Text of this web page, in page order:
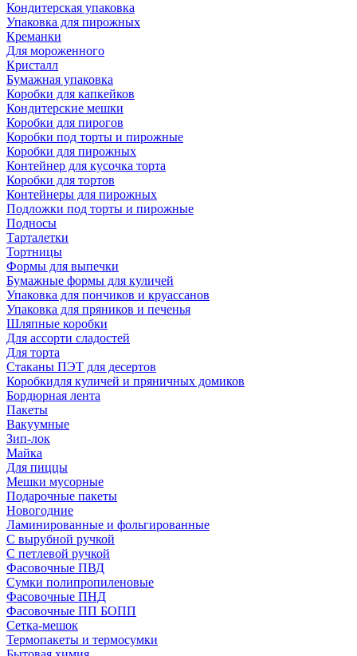
Кондитерская упаковка
Упаковка для пирожных
Креманки
Для мороженного
Кристалл
Бумажная упаковка
Коробки для капкейков
Кондитерские мешки
Коробки для пирогов
Коробки под торты и пирожные
Коробки для пирожных
Контейнер для кусочка торта
Коробки для тортов
Контейнеры для пирожных
Подложки под торты и пирожные
Подносы
Тарталетки
Тортницы
Формы для выпечки
Бумажные формы для куличей
Упаковка для пончиков и круассанов
Упаковка для пряников и печенья
Шляпные коробки
Для ассорти сладостей
Для торта
Стаканы ПЭТ для десертов
Коробкидля куличей и пряничных домиков
Бордюрная лента
Пакеты
Вакуумные
Зип-лок
Майка
Для пиццы
Мешки мусорные
Подарочные пакеты
Новогодние
Ламинированные и фольгированные
С вырубной ручкой
С петлевой ручкой
Фасовочные ПВД
Сумки полипропиленовые
Фасовочные ПНД
Фасовочные ПП БОПП
Сетка-мешок
Термопакеты и термосумки